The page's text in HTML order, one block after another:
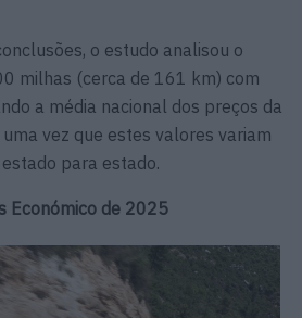
o estudo analisou o
milhas (cerca de 161 km) com
a média nacional dos preços da
vez que estes valores variam
para estado.
Económico de 2025